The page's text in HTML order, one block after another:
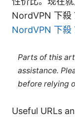
NordVPN 下殺
NordVPN 下殺
Parts of this
assistance.
before relying
Useful URLs